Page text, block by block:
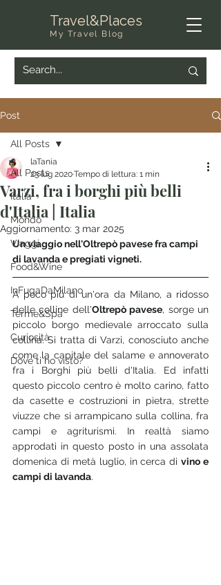
Travel&Places
My Travel Blog
Post
All Posts
Italia
Mondo
Viaggi
Food&Wine
InFugaDaMilano
Terme&Spa
Curiosità
Dove ti ho visto?
All Posts
Varzi, fra i borghi più belli
d'Italia | Italia
laTania
23 lug 2020Tempo di lettura: 1 min
Aggiornamento: 3 mar 2025
Un viaggio nell'Oltrepò pavese fra campi
di lavanda e pregiati vigneti.
A poco più di un'ora da Milano, a ridosso
delle colline dell'Oltrepò pavese, sorge un
piccolo borgo medievale arroccato sulla
collina. Si tratta di Varzi, conosciuto anche
come la capitale del salame e annoverato
fra i Borghi più belli d'Italia. Ed infatti
questo piccolo centro è molto carino, fatto
da casette e costruzioni in pietra, strette
viuzze che si arrampicano sulla collina, fra
campi e agriturismi. In realtà siamo
approdati in questo posto in una assolata
domenica di metà luglio, in cerca di vino e
campi di lavanda.